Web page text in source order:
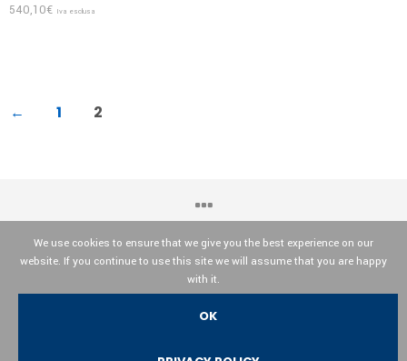
540,10€ Iva esclusa
← 1 2
We use cookies to ensure that we give you the best experience on our
website. If you continue to use this site we will assume that you are happy
with it.
OK